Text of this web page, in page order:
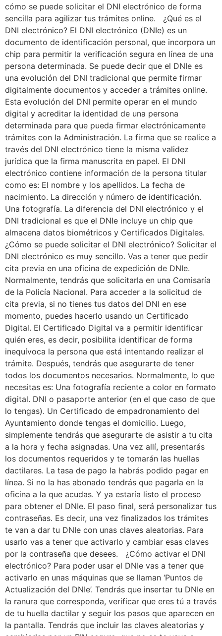
cómo se puede solicitar el DNI electrónico de forma
sencilla para agilizar tus trámites online. ¿Qué es el
DNI electrónico? El DNI electrónico (DNIe) es un
documento de identificación personal, que incorpora un
chip para permitir la verificación segura en línea de una
persona determinada. Se puede decir que el DNIe es
una evolución del DNI tradicional que permite firmar
digitalmente documentos y acceder a trámites online.
Esta evolución del DNI permite operar en el mundo
digital y acreditar la identidad de una persona
determinada para que pueda firmar electrónicamente
trámites con la Administración. La firma que se realice a
través del DNI electrónico tiene la misma validez
jurídica que la firma manuscrita en papel. El DNI
electrónico contiene información de la persona titular
como es: El nombre y los apellidos. La fecha de
nacimiento. La dirección y número de identificación.
Una fotografía. La diferencia del DNI electrónico y el
DNI tradicional es que el DNIe incluye un chip que
almacena datos biométricos y Certificados Digitales.
¿Cómo se puede solicitar el DNI electrónico? Solicitar el
DNI electrónico es muy sencillo. Vas a tener que pedir
cita previa en una oficina de expedición de DNIe.
Normalmente, tendrás que solicitarla en una Comisaría
de la Policía Nacional. Para acceder a la solicitud de
cita previa, si no tienes tus datos del DNI en ese
momento, puedes hacerlo usando un Certificado
Digital. El Certificado Digital va a permitir identificar
quién eres, es decir, posibilita identificar de forma
inequívoca la persona que está intentando realizar el
trámite. Después, tendrás que asegurarte de tener
todos los documentos necesarios. Normalmente, lo que
necesitas es: Una fotografía reciente a color en formato
digital. DNI o pasaporte anterior (en el que caso de que
lo tengas). Un Certificado de empadronamiento del
Ayuntamiento donde tengas el domicilio. Luego,
simplemente tendrás que asegurarte de asistir a tu cita
a la hora y fecha asignadas. Una vez allí, presentarás
los documentos requeridos y te tomarán las huellas
dactilares. La tasa de pago la habrás podido pagar en
línea. Si no la has abonado tendrás que pagarla en la
oficina a la que acudas. Y ya estaría listo el proceso
para obtener el DNIe. El paso final, será personalizar tus
contraseñas. Es decir, una vez finalizados los trámites
te van a dar tu DNIe con unas claves aleatorias. Para
usarlo vas a tener que activarlo y cambiar esas claves
por la contraseña que desees. ¿Cómo activar el DNI
electrónico? Para poder usar el DNIe vas a tener que
activarlo en unas máquinas que se llaman ‘Puntos de
Actualización del DNIe’. Tendrás que insertar tu DNIe en
la ranura que corresponda, verificar que eres tú a través
de tu huella dactilar y seguir los pasos que aparecen en
la pantalla. Tendrás que incluir las claves aleatorias y